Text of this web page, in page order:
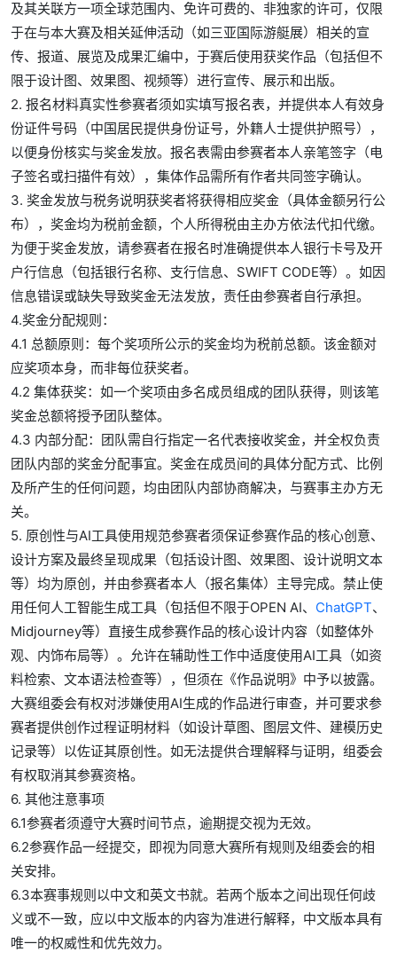
及其关联方一项全球范围内、免许可费的、非独家的许可，仅限
于在与本大赛及相关延伸活动（如三亚国际游艇展）相关的宣
传、报道、展览及成果汇编中，于赛后使用获奖作品（包括但不
限于设计图、效果图、视频等）进行宣传、展示和出版。
2. 报名材料真实性参赛者须如实填写报名表，并提供本人有效身
份证件号码（中国居民提供身份证号，外籍人士提供护照号），
以便身份核实与奖金发放。报名表需由参赛者本人亲笔签字（电
子签名或扫描件有效），集体作品需所有作者共同签字确认。
3. 奖金发放与税务说明获奖者将获得相应奖金（具体金额另行公
布），奖金均为税前金额，个人所得税由主办方依法代扣代缴。
为便于奖金发放，请参赛者在报名时准确提供本人银行卡号及开
户行信息（包括银行名称、支行信息、SWIFT CODE等）。如因
信息错误或缺失导致奖金无法发放，责任由参赛者自行承担。
4.奖金分配规则：
4.1 总额原则：每个奖项所公示的奖金均为税前总额。该金额对
应奖项本身，而非每位获奖者。
4.2 集体获奖：如一个奖项由多名成员组成的团队获得，则该笔
奖金总额将授予团队整体。
4.3 内部分配：团队需自行指定一名代表接收奖金，并全权负责
团队内部的奖金分配事宜。奖金在成员间的具体分配方式、比例
及所产生的任何问题，均由团队内部协商解决，与赛事主办方无
关。
5. 原创性与AI工具使用规范参赛者须保证参赛作品的核心创意、
设计方案及最终呈现成果（包括设计图、效果图、设计说明文本
等）均为原创，并由参赛者本人（报名集体）主导完成。禁止使
用任何人工智能生成工具（包括但不限于OPEN AI、 ChatGPT、
Midjourney等）直接生成参赛作品的核心设计内容（如整体外
观、内饰布局等）。允许在辅助性工作中适度使用AI工具（如资
料检索、文本语法检查等），但须在《作品说明》中予以披露。
大赛组委会有权对涉嫌使用AI生成的作品进行审查，并可要求参
赛者提供创作过程证明材料（如设计草图、图层文件、建模历史
记录等）以佐证其原创性。如无法提供合理解释与证明，组委会
有权取消其参赛资格。
6. 其他注意事项
6.1参赛者须遵守大赛时间节点，逾期提交视为无效。
6.2参赛作品一经提交，即视为同意大赛所有规则及组委会的相
关安排。
6.3本赛事规则以中文和英文书就。若两个版本之间出现任何歧
义或不一致，应以中文版本的内容为准进行解释，中文版本具有
唯一的权威性和优先效力。